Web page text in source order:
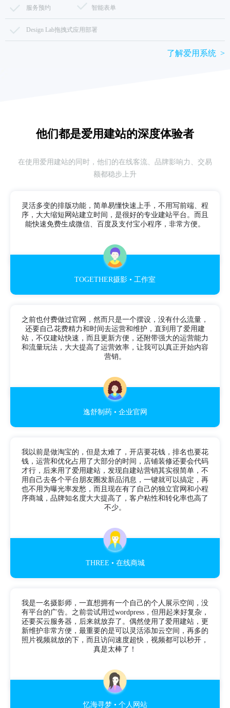
服务预约 智能表单
Design Lab拖拽式应用部署
了解爱用系统 >
他们都是爱用建站的深度体验者
在使用爱用建站的同时，他们的在线客流、品牌影响力、交易
额都稳步上升
灵活多变的排版功能，简单易懂快速上手，不用写前端、程
序， 大大缩短网站建立时间，是很好的专业建站平台。而且
能快速免费生成微信、百度及支付宝小程序，非常方便。
TOGETHER摄影 • 工作室
之前也付费做过官网，然而只是一个摆设，没有什么流量，
还要自己花费精力和时间去运营和维护，直到用了爱用建
站，不仅建站快速，而且更新方便，还附带强大的运营能力
和流量玩法，大大提高了运营效率，让我可以真正开始内容
营销。
逸舒制药 • 企业官网
我以前是做淘宝的，但是太难了，开店要花钱，排名也要花
钱，运营和优化占用了大部分的时间，店铺装修还要会代码
才行，后来用了爱用建站，发现自建站营销其实很简单，不
用自己去各个平台朋友圈发新品消息，一键就可以搞定，再
也不用为曝光率发愁，而且现在有了自己的独立官网和小程
序商城，品牌知名度大大提高了，客户粘性和转化率也高了
不少。
THREE • 在线商城
我是一名摄影师，一直想拥有一个自己的个人展示空间，没
有平台的广告。之前尝试用过wordpress，但用起来好复杂，
还要买云服务器，后来就放弃了。偶然使用了爱用建站，更
新维护非常方便，最重要的是可以灵活添加云空间，再多的
照片视频就放的下，而且访问速度超快，视频都可以秒开，
真是太棒了！
忆海寻梦 • 个人网站